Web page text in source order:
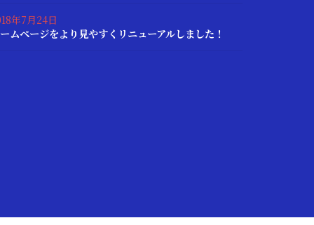
年7月24日
ムページをより見やすくリニューアルしました！